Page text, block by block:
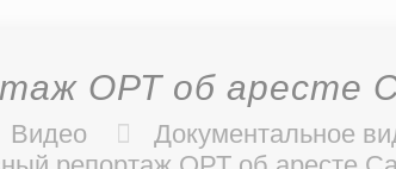
ОРТ об аресте
Видео
Документальное